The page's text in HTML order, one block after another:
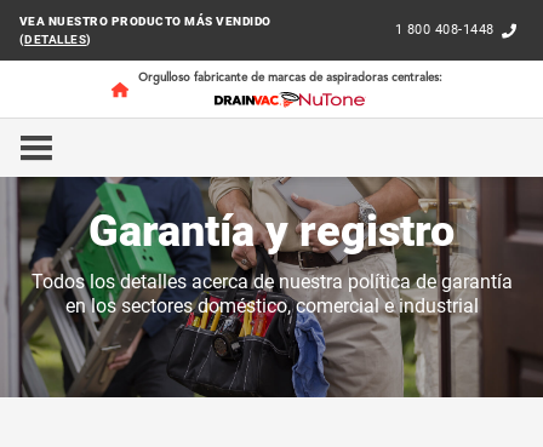
VEA NUESTRO PRODUCTO MÁS VENDIDO
(DETALLES)
1 800 408-1448
Orgulloso fabricante de marcas de aspiradoras centrales:
INICIO
Garantía y registro
Todos los detalles acerca de nuestra política de garantía
en los sectores doméstico, comercial e industrial